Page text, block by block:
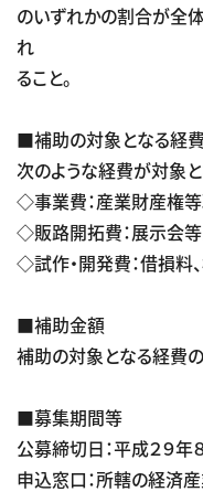
のいずれかの割合が全
れ
ること。
■補助の対象となる経費
次のような経費が対象と
◇事業費：産業財産権等
◇販路開拓費：展示会等
◇試作・開発費：借損料
■補助金額
補助の対象となる経費の
■募集期間等
公募締切日：平成２９年
申込窓口：所轄の経済